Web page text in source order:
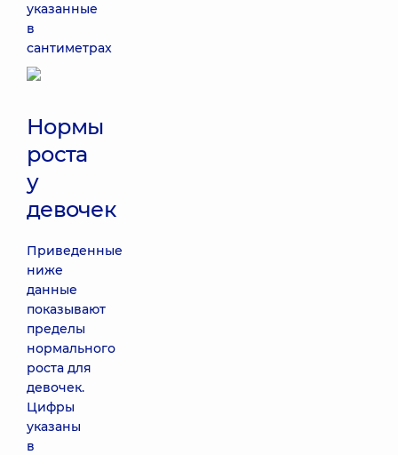
указанные
в
сантиметрах
Нормы
роста
у
девочек
Приведенные
ниже
данные
показывают
пределы
нормального
роста для
девочек.
Цифры
указаны
в